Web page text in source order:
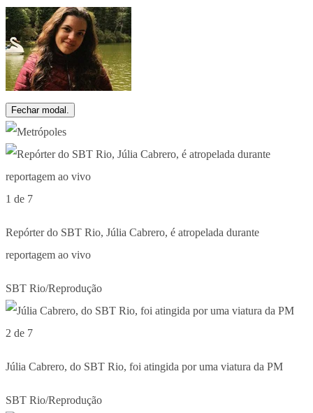
Fechar modal.
1 de 7
Repórter do SBT Rio, Júlia Cabrero, é atropelada durante
reportagem ao vivo
SBT Rio/Reprodução
2 de 7
Júlia Cabrero, do SBT Rio, foi atingida por uma viatura da PM
SBT Rio/Reprodução